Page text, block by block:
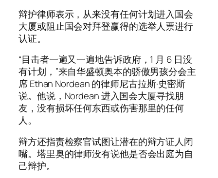
辩护律师表示，从来没有任何计划进入国会
大厦或阻止国会对拜登赢得的选举人票进行
认证。
“目击者一遍又一遍地告诉政府，1 月 6 日没
有计划，”来自华盛顿奥本的骄傲男孩分会主
席 Ethan Nordean 的律师尼古拉斯·史密斯
说。他说，Nordean 进入国会大厦寻找朋
友，没有损坏任何东西或伤害那里的任何
人。
辩方还指责检察官试图让潜在的辩方证人闭
嘴。塔里奥的律师没有说他是否会出庭为自
己辩护。